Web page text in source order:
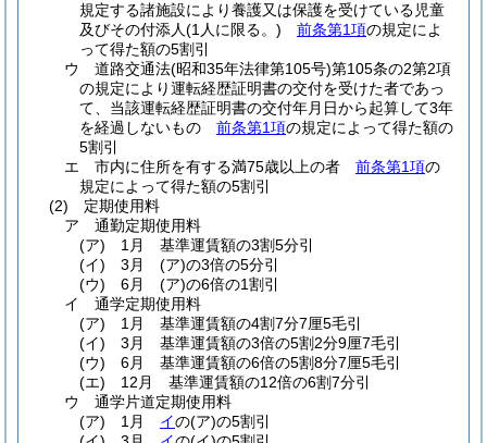
規定する諸施設により養護又は保護を受けている児童
及びその付添人(1人に限る。) 前条第1項の規定によ
って得た額の5割引
ウ
道路交通法(昭和35年法律第105号)第105条の2第2項
の規定により運転経歴証明書の交付を受けた者であっ
て、当該運転経歴証明書の交付年月日から起算して3年
を経過しないもの 前条第1項の規定によって得た額の
5割引
エ
市内に住所を有する満75歳以上の者 前条第1項の
規定によって得た額の5割引
(2)
定期使用料
ア
通勤定期使用料
(ア)
1月 基準運賃額の3割5分引
(イ)
3月(ア)の3倍の5分引
(ウ)
6月(ア)の6倍の1割引
イ
通学定期使用料
(ア)
1月 基準運賃額の4割7分7厘5毛引
(イ)
3月 基準運賃額の3倍の5割2分9厘7毛引
(ウ)
6月 基準運賃額の6倍の5割8分7厘5毛引
(エ)
12月 基準運賃額の12倍の6割7分引
ウ
通学片道定期使用料
(ア)
1月 イの(ア)の5割引